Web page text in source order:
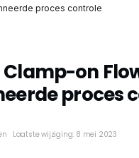
proces controle
Clamp-on
proces
Laatste wijziging: 8 mei 2023